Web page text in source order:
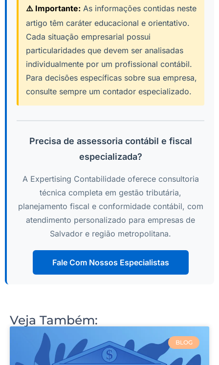
⚠️ Importante: As informações contidas neste
artigo têm caráter educacional e orientativo.
Cada situação empresarial possui
particularidades que devem ser analisadas
individualmente por um profissional contábil.
Para decisões específicas sobre sua empresa,
consulte sempre um contador especializado.
Precisa de assessoria contábil e fiscal
especializada?
A Expertising Contabilidade oferece consultoria
técnica completa em gestão tributária,
planejamento fiscal e conformidade contábil, com
atendimento personalizado para empresas de
Salvador e região metropolitana.
Fale Com Nossos Especialistas
Veja Também:
BLOG